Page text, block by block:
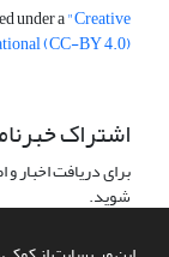
under a"Creative
(CC-BY 4.0)"
اشتراک
برای دریافت اخبار
شوید.